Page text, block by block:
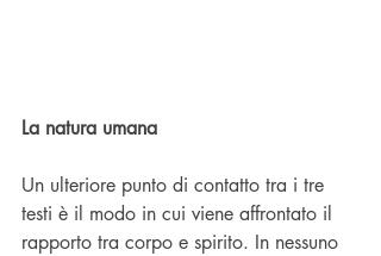
La natura umana
Un ulteriore punto di contatto tra i tre
testi è il modo in cui viene affrontato il
rapporto tra corpo e spirito. In nessuno